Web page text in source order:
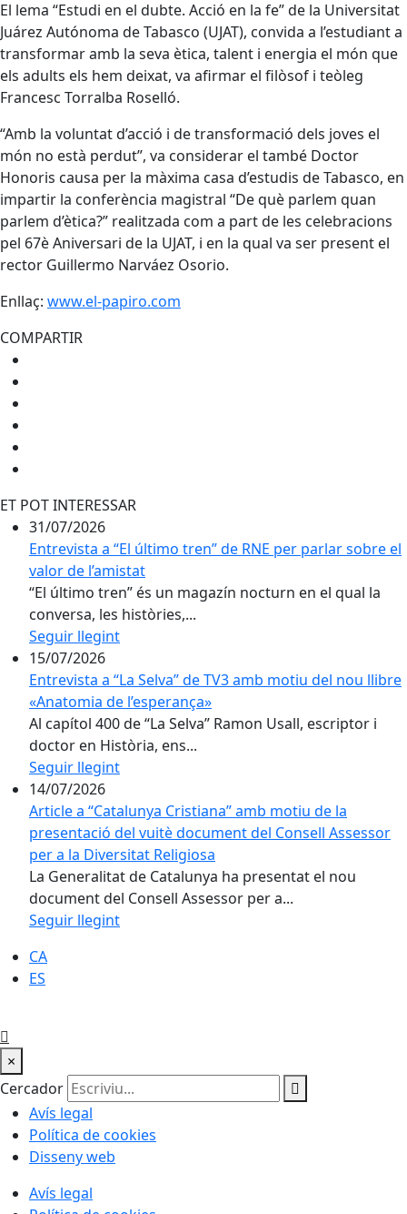
El lema “Estudi en el dubte. Acció en la fe” de la Universitat
Juárez Autónoma de Tabasco (UJAT), convida a l’estudiant a
transformar amb la seva ètica, talent i energia el món que
els adults els hem deixat, va afirmar el filòsof i teòleg
Francesc Torralba Roselló.
“Amb la voluntat d’acció i de transformació dels joves el
món no està perdut”, va considerar el també Doctor
Honoris causa per la màxima casa d’estudis de Tabasco, en
impartir la conferència magistral “De què parlem quan
parlem d’ètica?” realitzada com a part de les celebracions
pel 67è Aniversari de la UJAT, i en la qual va ser present el
rector Guillermo Narváez Osorio.
Enllaç: www.el-papiro.com
COMPARTIR
ET POT INTERESSAR
31/07/2026
Entrevista a “El último tren” de RNE per parlar sobre el
valor de l’amistat
“El último tren” és un magazín nocturn en el qual la
conversa, les històries,...
Seguir llegint
15/07/2026
Entrevista a “La Selva” de TV3 amb motiu del nou llibre
«Anatomia de l’esperança»
Al capítol 400 de “La Selva” Ramon Usall, escriptor i
doctor en Història, ens...
Seguir llegint
14/07/2026
Article a “Catalunya Cristiana” amb motiu de la
presentació del vuitè document del Consell Assessor
per a la Diversitat Religiosa
La Generalitat de Catalunya ha presentat el nou
document del Consell Assessor per a...
Seguir llegint
CA
ES
×
Cercador
Avís legal
Política de cookies
Disseny web
Avís legal